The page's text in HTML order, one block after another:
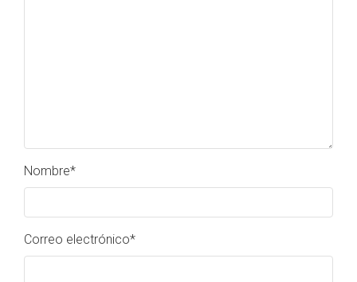
Nombre*
Correo electrónico*